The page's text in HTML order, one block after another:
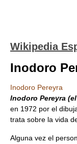
Wikipedia
Inodoro
Inodoro Pereyra
Inodoro Pereyra
en 1972 por el
trata sobre la vida
Alguna vez el